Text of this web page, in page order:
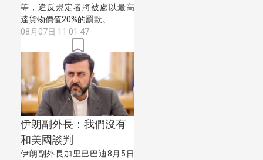
等，違反規定者將被處以最高
達貨物價值20%的罰款。
08月07日 11:01:47
伊朗副外長：我們沒有
和美國談判
伊朗副外長加里巴巴迪8月5日